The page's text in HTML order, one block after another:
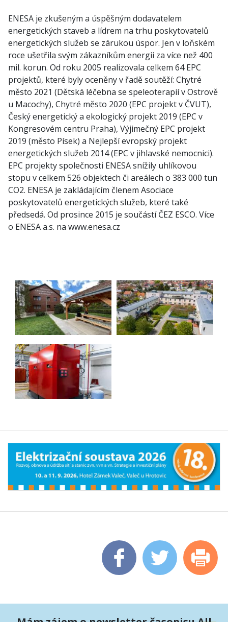
ENESA je zkušeným a úspěšným dodavatelem
energetických staveb a lídrem na trhu poskytovatelů
energetických služeb se zárukou úspor. Jen v loňském
roce ušetřila svým zákazníkům energii za více než 400
mil. korun. Od roku 2005 realizovala celkem 64 EPC
projektů, které byly oceněny v řadě soutěží: Chytré
město 2021 (Dětská léčebna se speleoterapií v Ostrově
u Macochy), Chytré město 2020 (EPC projekt v ČVUT),
Český energetický a ekologický projekt 2019 (EPC v
Kongresovém centru Praha), Výjimečný EPC projekt
2019 (město Písek) a Nejlepší evropský projekt
energetických služeb 2014 (EPC v jihlavské nemocnici).
EPC projekty společnosti ENESA snížily uhlíkovou
stopu v celkem 526 objektech či areálech o 383 000 tun
CO2. ENESA je zakládajícím členem Asociace
poskytovatelů energetických služeb, které také
předsedá. Od prosince 2015 je součástí ČEZ ESCO. Více
o ENESA a.s. na www.enesa.cz